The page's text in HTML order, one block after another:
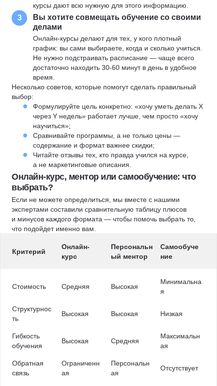
курсы дают всю нужную для этого информацию.
3
Вы хотите совмещать обучение со своими
делами
Онлайн-курсы делают для тех, у кого плотный
график: вы сами выбираете, когда и сколько учиться.
Не нужно подстраивать расписание — чаще всего
достаточно находить 30-60 минут в день в удобное
время.
Несколько советов, которые помогут сделать правильный
выбор:
Формулируйте цель конкретно: «хочу уметь делать X
через Y недель» работает лучше, чем просто «хочу
научиться»;
Сравнивайте программы, а не только цены —
содержание и формат важнее скидки;
Читайте отзывы тех, кто правда учился на курсе,
а не маркетинговые описания.
Онлайн-курс, ментор или самообучение: что
выбрать?
Если не можете определиться, мы вместе с нашими
экспертами составили сравнительную таблицу плюсов
и минусов каждого формата — чтобы помочь выбрать то,
что подойдет именно вам.
Критерий
Онлайн-
курс
Персональн
ый ментор
Самообуче
ние
Стоимость Средняя Высокая
Минимальна
я
Структурнос
ть
Высокая Высокая Низкая
Гибкость
обучения
Высокая Средняя
Максимальн
ая
Обратная
связь
Ограниченн
ая
Персональн
ая
Отсутствует